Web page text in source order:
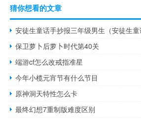
猜你想看的文章
安徒生童话手抄报三年级男生（安徒生童
保卫萝卜后萝卜时代第40关
端游cf怎么改戒指准星
今年小榄元宵节有什么节目
原神洞天特性怎么卡
最终幻想7重制版难度区别